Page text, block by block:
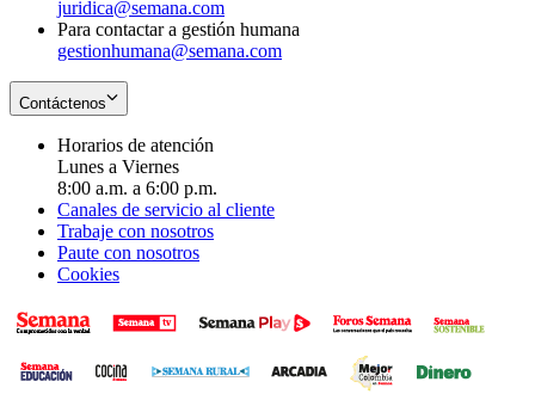
juridica@semana.com
Para contactar a gestión humana
gestionhumana@semana.com
Contáctenos
Horarios de atención
Lunes a Viernes
8:00 a.m. a 6:00 p.m.
Canales de servicio al cliente
Trabaje con nosotros
Paute con nosotros
Cookies